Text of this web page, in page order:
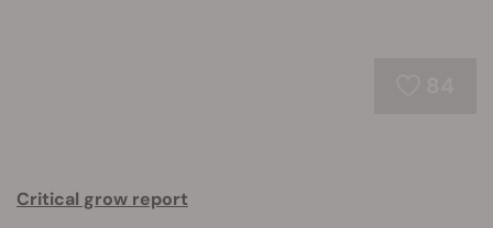
Critical grow report